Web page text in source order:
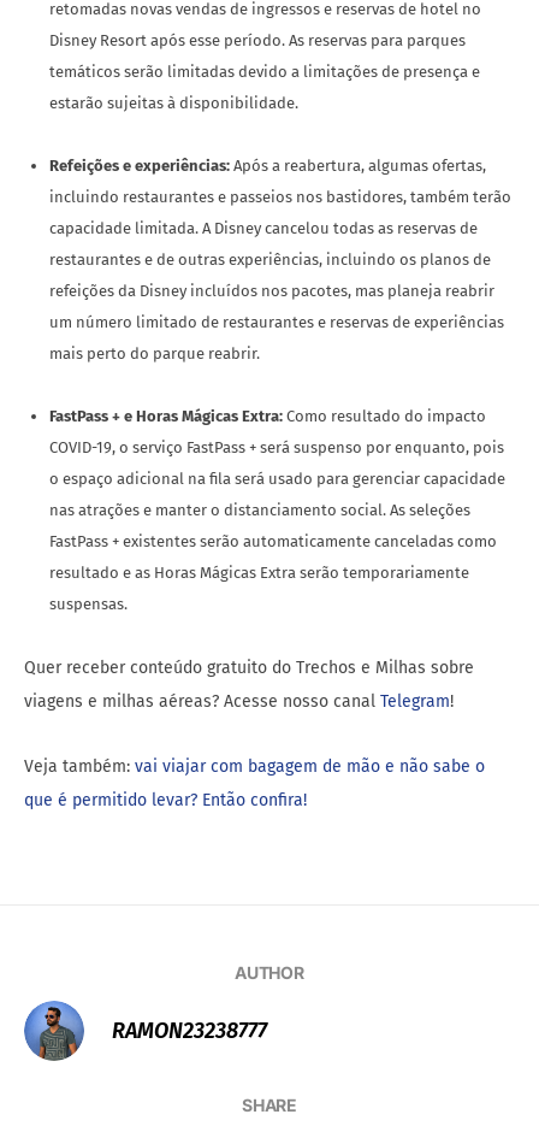
retomadas novas vendas de ingressos e reservas de hotel no
Disney Resort após esse período. As reservas para parques
temáticos serão limitadas devido a limitações de presença e
estarão sujeitas à disponibilidade.
Refeições e experiências: Após a reabertura, algumas ofertas,
incluindo restaurantes e passeios nos bastidores, também terão
capacidade limitada. A Disney cancelou todas as reservas de
restaurantes e de outras experiências, incluindo os planos de
refeições da Disney incluídos nos pacotes, mas planeja reabrir
um número limitado de restaurantes e reservas de experiências
mais perto do parque reabrir.
FastPass + e Horas Mágicas Extra: Como resultado do impacto
COVID-19, o serviço FastPass + será suspenso por enquanto, pois
o espaço adicional na fila será usado para gerenciar capacidade
nas atrações e manter o distanciamento social. As seleções
FastPass + existentes serão automaticamente canceladas como
resultado e as Horas Mágicas Extra serão temporariamente
suspensas.
Quer receber conteúdo gratuito do Trechos e Milhas sobre
viagens e milhas aéreas? Acesse nosso canal Telegram!
Veja também: vai viajar com bagagem de mão e não sabe o
que é permitido levar? Então confira!
AUTHOR
RAMON23238777
SHARE